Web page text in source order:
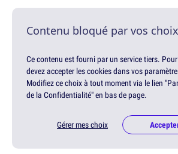
Contenu bloqué par vos
Ce contenu est fourni par un service tiers.
devez accepter les cookies dans vos
Modifiez ce choix à tout moment via le lien
de la Confidentialité" en bas de page.
Gérer mes choix